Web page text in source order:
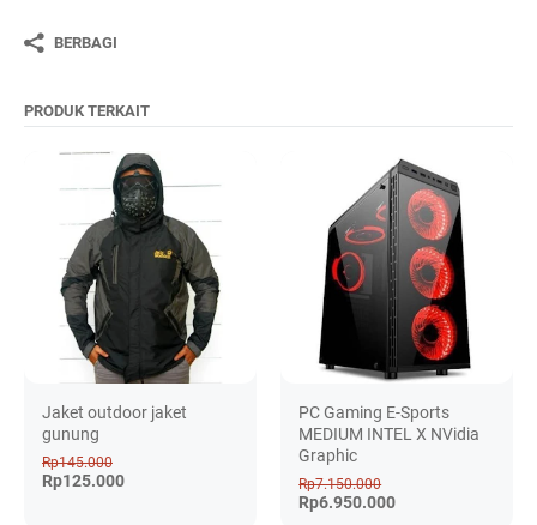
BERBAGI
PRODUK TERKAIT
Jaket outdoor jaket
gunung
Rp145.000
Rp125.000
PC Gaming E-Sports
MEDIUM INTEL X NVidia
Graphic
Rp7.150.000
Rp6.950.000